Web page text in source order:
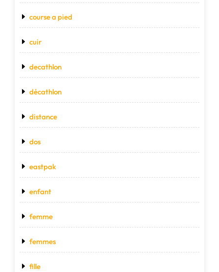
course a pied
cuir
decathlon
décathlon
distance
dos
eastpak
enfant
femme
femmes
fille